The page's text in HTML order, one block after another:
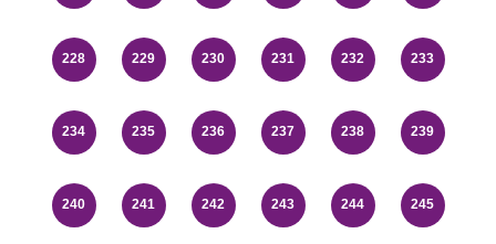
228 229 230 231 232 233
234 235 236 237 238 239
240 241 242 243 244 245